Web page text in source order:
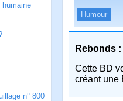
n° 800
Humour
Rebonds :
Cette BD
créant une